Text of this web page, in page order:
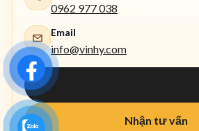
0962 977 038
Email
info@vinhy.com
Nhận tư vấn